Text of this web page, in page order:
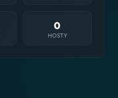
0
HOSTY